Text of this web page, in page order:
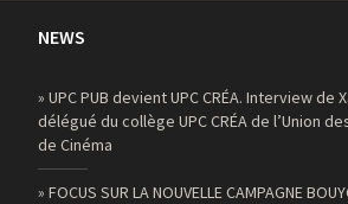
NEWS
» UPC PUB devient UPC CRÉA. Interview de
délégué du collège UPC CRÉA de l’Union
de Cinéma
» FOCUS SUR LA NOUVELLE CAMPAGNE